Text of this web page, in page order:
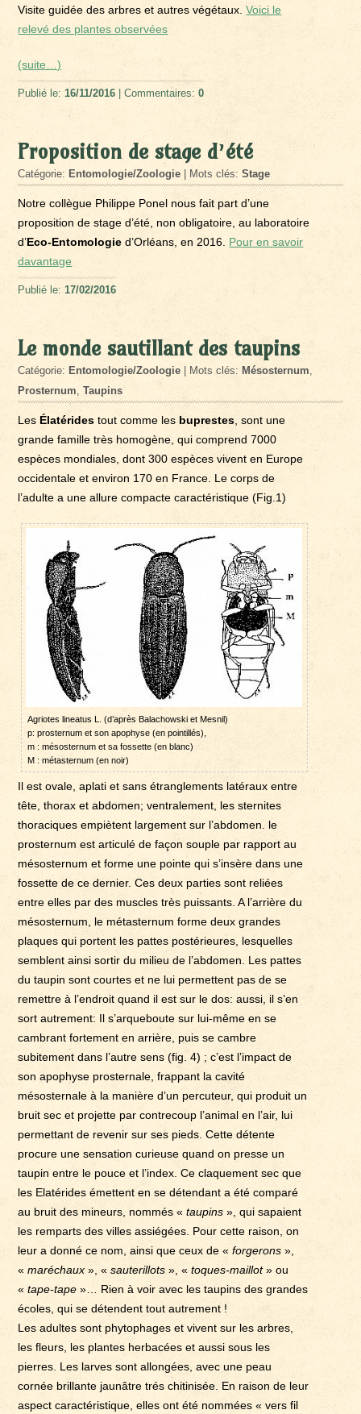
Visite guidée des arbres et autres végétaux.Voici le
relevé des plantes observées
(suite…)
Publié le:16/11/2016 | Commentaires:0
Proposition de stage d’été
Catégorie: Entomologie/Zoologie | Mots clés:Stage
Notre collègue Philippe Ponel nous fait part d’une
proposition de stage d’été, non obligatoire, au laboratoire
d’Eco-Entomologie d’Orléans, en 2016. Pour en savoir
davantage
Publié le:17/02/2016
Le monde sautillant des taupins
Catégorie: Entomologie/Zoologie | Mots clés: Mésosternum,
Prosternum,Taupins
LesÉlatérides tout comme lesbuprestes, sont une
grande famille très homogène, qui comprend 7000
espèces mondiales, dont 300 espèces vivent en Europe
occidentale et environ 170 en France. Le corps de
l’adulte a une allure compacte caractéristique (Fig.1)
Agriotes lineatus L. (d’après Balachowski et Mesnil)
p: prosternum et son apophyse (en pointillés),
m : mésosternum et sa fossette (en blanc)
M : métasternum (en noir)
Il est ovale, aplati et sans étranglements latéraux entre
tête, thorax et abdomen; ventralement, les sternites
thoraciques empiètent largement sur l’abdomen. le
prosternum est articulé de façon souple par rapport au
mésosternum et forme une pointe qui s’insère dans une
fossette de ce dernier. Ces deux parties sont reliées
entre elles par des muscles très puissants. A l’arrière du
mésosternum, le métasternum forme deux grandes
plaques qui portent les pattes postérieures, lesquelles
semblent ainsi sortir du milieu de l’abdomen. Les pattes
du taupin sont courtes et ne lui permettent pas de se
remettre à l’endroit quand il est sur le dos: aussi, il s’en
sort autrement: Il s’arqueboute sur lui-même en se
cambrant fortement en arrière, puis se cambre
subitement dans l’autre sens (fig. 4) ; c’est l’impact de
son apophyse prosternale, frappant la cavité
mésosternale à la manière d’un percuteur, qui produit un
bruit sec et projette par contrecoup l’animal en l’air, lui
permettant de revenir sur ses pieds. Cette détente
procure une sensation curieuse quand on presse un
taupin entre le pouce et l’index. Ce claquement sec que
les Elatérides émettent en se détendant a été comparé
au bruit des mineurs, nommés «taupins », qui sapaient
les remparts des villes assiégées. Pour cette raison, on
leur a donné ce nom, ainsi que ceux de «forgerons »,
«maréchaux», «sauterillots », «toques-maillot» ou
«tape-tape »… Rien à voir avec les taupins des grandes
écoles, qui se détendent tout autrement !
Les adultes sont phytophages et vivent sur les arbres,
les fleurs, les plantes herbacées et aussi sous les
pierres. Les larves sont allongées, avec une peau
cornée brillante jaunâtre trés chitinisée. En raison de leur
aspect caractéristique, elles ont été nommées « vers fil